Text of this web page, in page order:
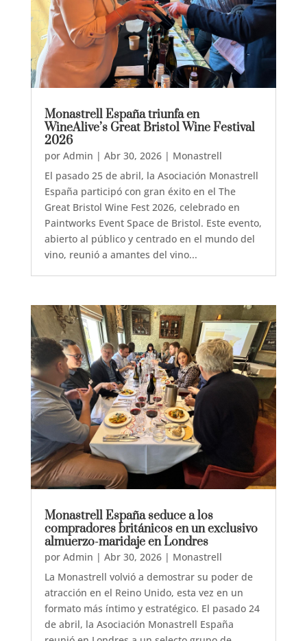
Monastrell España triunfa en
WineAlive’s Great Bristol Wine Festival
2026
por Admin | Abr 30, 2026| Monastrell
El pasado 25 de abril, la Asociación Monastrell
España participó con gran éxito en el The
Great Bristol Wine Fest 2026, celebrado en
Paintworks Event Space de Bristol. Este evento,
abierto al público y centrado en el mundo del
vino, reunió a amantes del vino...
Monastrell España seduce a los
compradores británicos en un exclusivo
almuerzo-maridaje en Londres
por Admin | Abr 30, 2026| Monastrell
La Monastrell volvió a demostrar su poder de
atracción en el Reino Unido, esta vez en un
formato más íntimo y estratégico. El pasado 24
de abril, la Asociación Monastrell España